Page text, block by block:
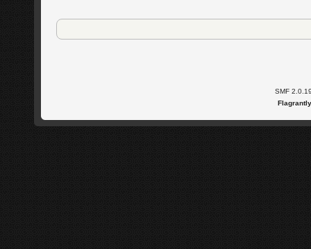
SMF
Flagrantly